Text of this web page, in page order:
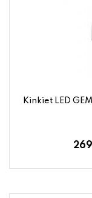
Kinkiet LED